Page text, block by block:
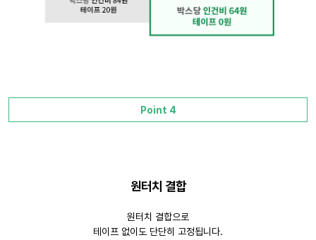
Point 4
원터치 결합
원터치 결합으로
테이프 없이도 단단히 고정됩니다.